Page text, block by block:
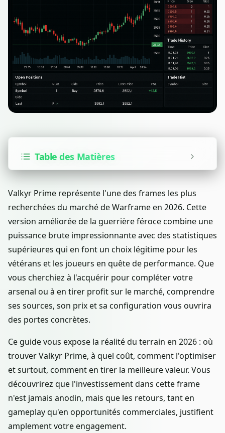
Table des Matières
Valkyr Prime représente l'une des frames les plus
recherchées du marché de Warframe en 2026. Cette
version améliorée de la guerrière féroce combine une
puissance brute impressionnante avec des statistiques
supérieures qui en font un choix légitime pour les
vétérans et les joueurs en quête de performance. Que
vous cherchiez à l'acquérir pour compléter votre
arsenal ou à en tirer profit sur le marché, comprendre
ses sources, son prix et sa configuration vous ouvrira
des portes concrètes.
Ce guide vous expose la réalité du terrain en 2026 : où
trouver Valkyr Prime, à quel coût, comment l'optimiser
et surtout, comment en tirer la meilleure valeur. Vous
découvrirez que l'investissement dans cette frame
n'est jamais anodin, mais que les retours, tant en
gameplay qu'en opportunités commerciales, justifient
amplement votre engagement.